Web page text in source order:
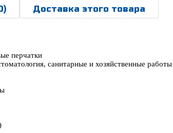
Доставка этого товара
перчатки
санитарные и хозяйственные работы